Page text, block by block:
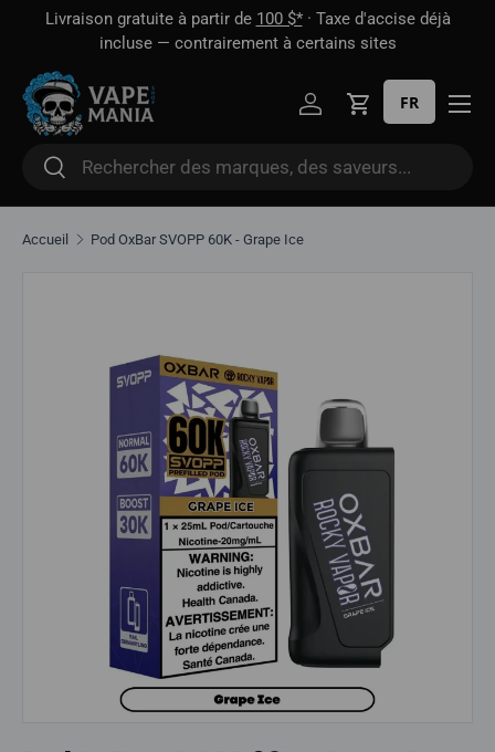
Aller directement au contenu
Livraison gratuite à partir de 100 $*· Taxe d'accise déjà
incluse — contrairement à certains sites
Rechercher
Rechercher
Se connecter
Panier
FR
Accueil Pod OxBar SVOPP 60K - Grape Ice